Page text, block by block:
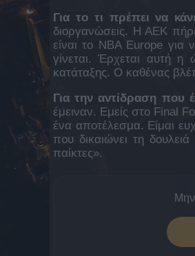
Για το τι πρέπει να
διοργανώσεις. Η ΑΕΚ
είναι το ΝΒΑ Europe για
γίνεται. Έρχεται αυτή
κατάταξης. Ο καθένας
Για την αντίδραση που
έμειναν. Εμείς στο Final
ένα αποτέλεσμα. Είμαι
που δικαιώνει τη
παίκτες».